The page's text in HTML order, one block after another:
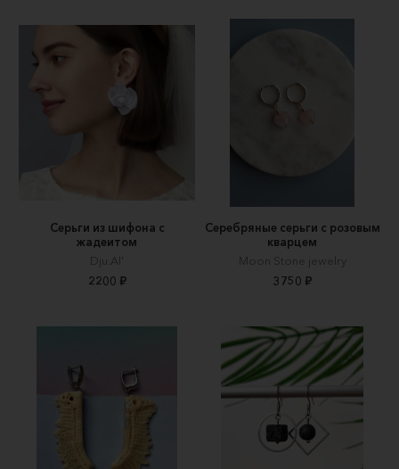
Серьги из шифона с
жадеитом
Dju.Al'
2200 ₽
Серебряные серьги с розовым
кварцем
Moon Stone jewelry
3750 ₽